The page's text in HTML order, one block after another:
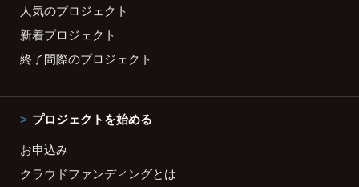
人気のプロジェクト
新着プロジェクト
終了間際のプロジェクト
プロジェクトを始める
お申込み
クラウドファンディングとは